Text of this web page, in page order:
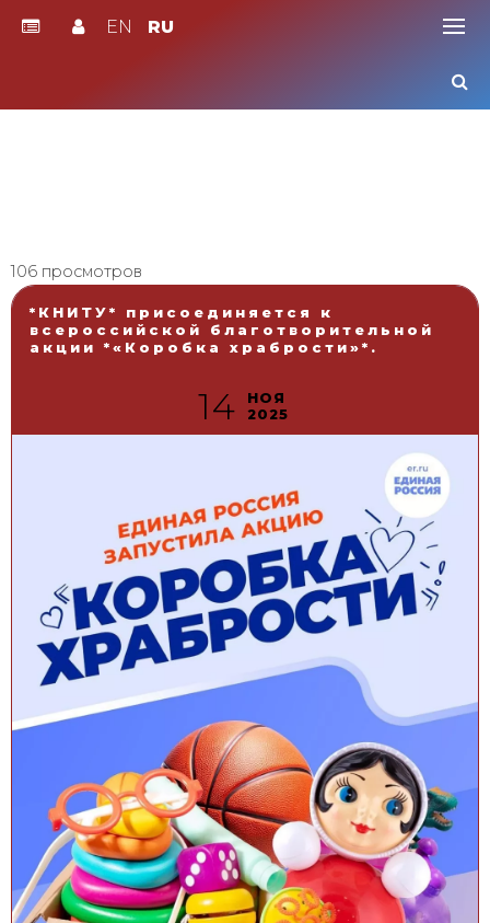
EN RU
106 просмотров
*КНИТУ* присоединяется к
всероссийской благотворительной
акции *«Коробка храбрости»*.
14
НОЯ
2025